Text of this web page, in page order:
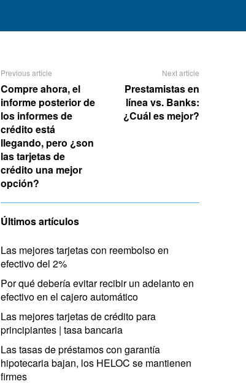
Previous article
Compre ahora, el
informe posterior de
los informes de
crédito está
llegando, pero ¿son
las tarjetas de
crédito una mejor
opción?
Next article
Prestamistas en
línea vs. Banks:
¿Cuál es mejor?
Últimos artículos
Las mejores tarjetas con reembolso en
efectivo del 2%
Por qué debería evitar recibir un adelanto en
efectivo en el cajero automático
Las mejores tarjetas de crédito para
principiantes | tasa bancaria
Las tasas de préstamos con garantía
hipotecaria bajan, los HELOC se mantienen
firmes